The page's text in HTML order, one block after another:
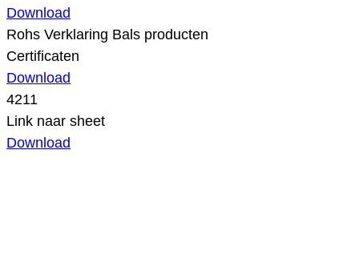
Download
Rohs Verklaring Bals producten
Certificaten
Download
4211
Link naar sheet
Download